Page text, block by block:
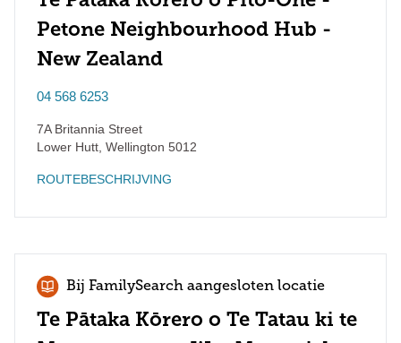
Petone Neighbourhood Hub -
New Zealand
04 568 6253
7A Britannia Street
Lower Hutt Wellington 5012
ROUTEBESCHRIJVING
Bij FamilySearch aangesloten locatie
Te Pātaka Kōrero o Te Tatau ki te